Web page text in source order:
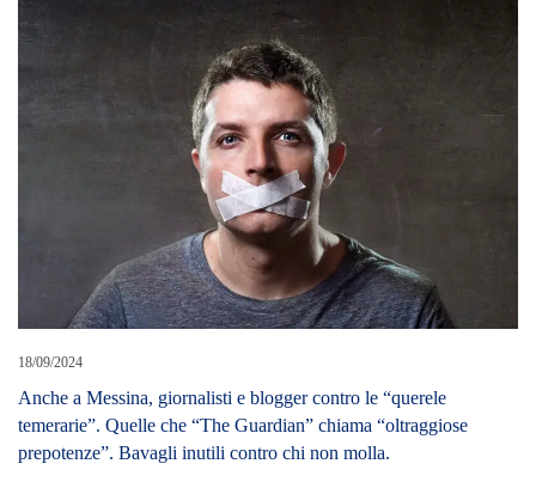
18/09/2024
Anche a Messina, giornalisti e blogger contro le “querele
temerarie”. Quelle che “The Guardian” chiama “oltraggiose
prepotenze”. Bavagli inutili contro chi non molla.